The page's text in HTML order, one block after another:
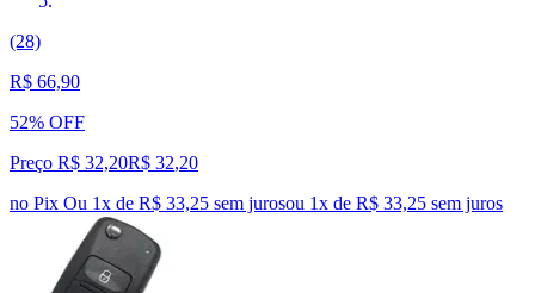
(28)
R$ 66,90
52% OFF
Preço R$ 32,20R$ 32,20
no Pix Ou 1x de R$ 33,25 sem jurosou 1x de R$ 33,25 sem juros